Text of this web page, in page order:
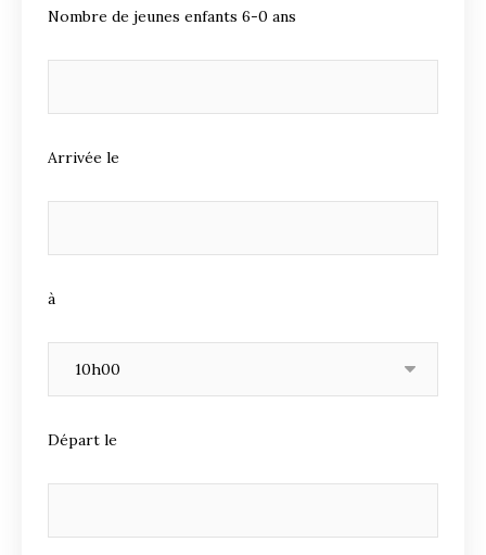
Nombre de jeunes enfants 6-0 ans
Arrivée le
à
Départ le